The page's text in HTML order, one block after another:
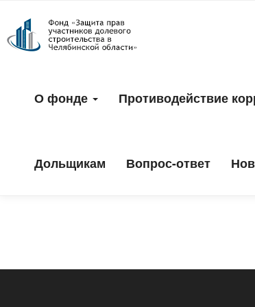
О фонде Противодействие
Дольщикам Вопрос-ответ
Скачать